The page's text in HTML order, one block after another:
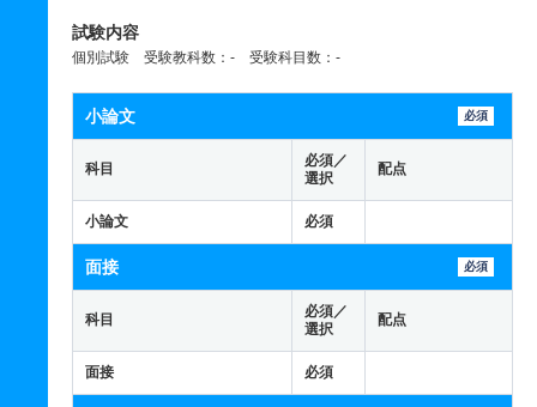
試験内容
個別試験 受験教科数：- 受験科目数：-
小論文 必須
科目
必須／
選択
配点
小論文 必須
面接 必須
科目
必須／
選択
配点
面接 必須